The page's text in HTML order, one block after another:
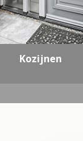
Kozijnen